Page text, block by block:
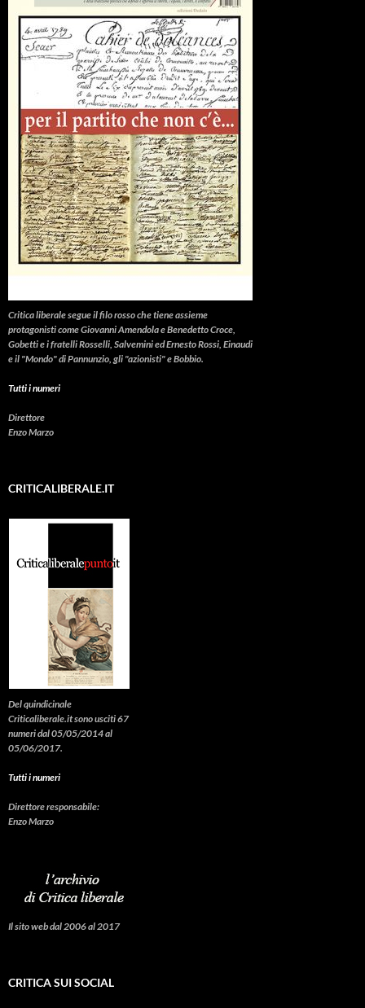
Critica liberalesegue il filo rosso che tiene assieme
protagonisti come Giovanni Amendola e Benedetto Croce,
Gobetti e i fratelli Rosselli, Salvemini ed Ernesto Rossi, Einaudi
e il "Mondo" di Pannunzio, gli "azionisti" e Bobbio.
Tutti i numeri
Direttore
Enzo Marzo
CRITICALIBERALE.IT
Del quindicinale
Criticaliberale.it sono usciti 67
numeri dal 05/05/2014 al
05/06/2017.
Tutti i numeri
Direttore responsabile:
Enzo Marzo
Il sito web dal 2006 al 2017
CRITICA SUI SOCIAL